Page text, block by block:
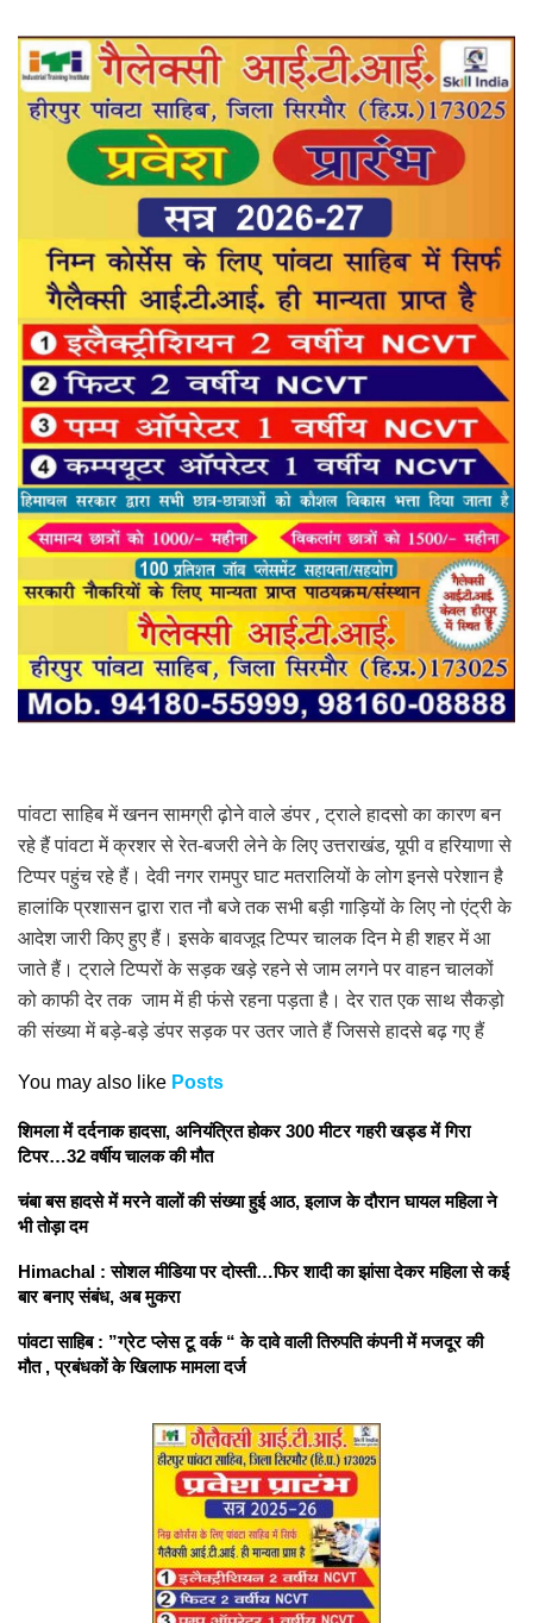
पांवटा साहिब में खनन सामग्री ढ़ोने वाले डंपर , ट्राले हादसो का कारण बन
रहे हैं पांवटा में क्रशर से रेत-बजरी लेने के लिए उत्तराखंड, यूपी व हरियाणा से
टिप्पर पहुंच रहे हैं। देवी नगर रामपुर घाट मतरालियों के लोग इनसे परेशान है
हालांकि प्रशासन द्वारा रात नौ बजे तक सभी बड़ी गाड़ियों के लिए नो एंट्री के
आदेश जारी किए हुए हैं। इसके बावजूद टिप्पर चालक दिन मे ही शहर में आ
जाते हैं। ट्राले टिप्परों के सड़क खड़े रहने से जाम लगने पर वाहन चालकों
को काफी देर तक जाम में ही फंसे रहना पड़ता है। देर रात एक साथ सैकड़ो
की संख्या में बड़े-बड़े डंपर सड़क पर उतर जाते हैं जिससे हादसे बढ़ गए हैं
You may also like Posts
शिमला में दर्दनाक हादसा, अनियंत्रित होकर 300 मीटर गहरी खड्ड में गिरा
टिपर…32 वर्षीय चालक की मौत
चंबा बस हादसे में मरने वालों की संख्या हुई आठ, इलाज के दौरान घायल महिला ने
भी तोड़ा दम
Himachal : सोशल मीडिया पर दोस्ती…फिर शादी का झांसा देकर महिला से कई
बार बनाए संबंध, अब मुकरा
पांवटा साहिब : ”ग्रेट प्लेस टू वर्क “ के दावे वाली तिरुपति कंपनी में मजदूर की
मौत , प्रबंधकों के खिलाफ मामला दर्ज